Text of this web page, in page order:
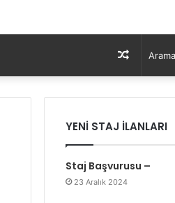
Rastgele
Makale
YENİ STAJ İLANLARI
Staj Başvurusu –
23 Aralık 2024